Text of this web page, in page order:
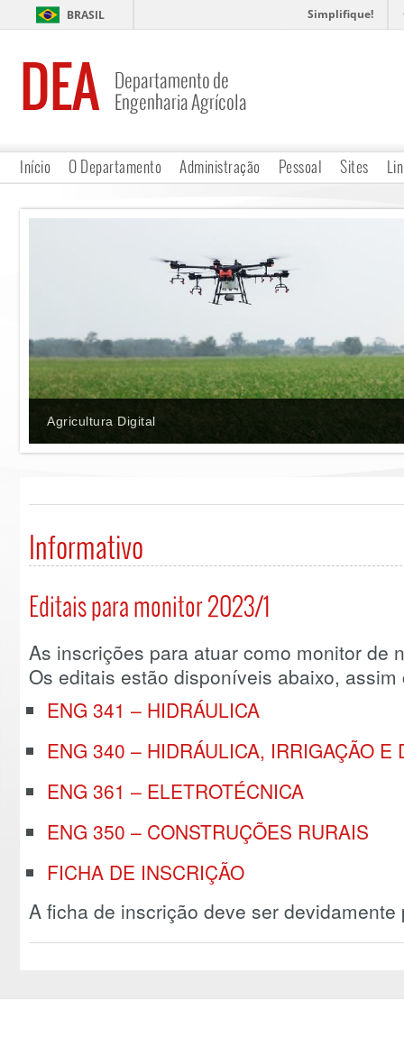
BRASIL Simplifique!
DEA
Departamento de
Engenharia Agrícola
Início O Departamento Administração Pessoal Sites
Agricultura Digital
Informativo
Editais para monitor 2023/1
As inscrições para atuar como monitor de
Os editais estão disponíveis abaixo,
ENG 341 – HIDRÁULICA
ENG 340 – HIDRÁULICA, IRRIGAÇÃO E
ENG 361 – ELETROTÉCNICA
ENG 350 – CONSTRUÇÕES RURAIS
FICHA DE INSCRIÇÃO
A ficha de inscrição deve ser devidamente